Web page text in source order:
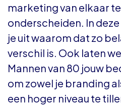
marketing van elkaar
onderscheiden. In
je uit waarom dat zo
verschil is. Ook laten
Mannen van 80 jouw
om zowel je branding
een hoger niveau te